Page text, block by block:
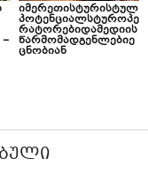
იმერეთისტურისტულ
პოტენციალსტუროპე
რატორებიდამედიის
წარმომადგენლებიე
ცნობიან